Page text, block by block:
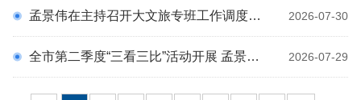
2026-07-30
孟景伟在主持召开大文旅专班工作调度会时强调 坚持问题导向持续深化改革 把天柱山打造为近悦远来的旅游目的地 廖强出席
2026-07-29
全市第二季度“三看三比”活动开展 孟景伟张君毅率队 周东明花家红廖强参加